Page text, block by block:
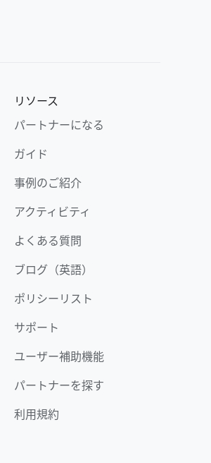
リソース
パートナーになる
ガイド
事例のご紹介
アクティビティ
よくある質問
ブログ（英語）
ポリシーリスト
サポート
ユーザー補助機能
パートナーを探す
利用規約